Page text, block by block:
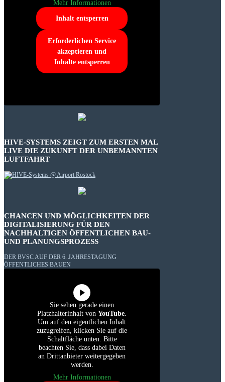
Mehr Informationen
Inhalt entsperren
Erforderlichen Service
akzeptieren und
Inhalte entsperren
HIVE-SYSTEMS ZEIGT ZUM ERSTEN MAL
LIVE DIE ZUKUNFT DER UNBEMANNTEN
LUFTFAHRT
CHANCEN UND MÖGLICHKEITEN DER
DIGITALISIERUNG FÜR DEN
NACHHALTIGEN ÖFFENTLICHEN BAU-
UND PLANUNGSPROZESS
DER BVSC AUF DER 6. JAHRESTAGUNG
ÖFFENTLICHES BAUEN
Sie sehen gerade einen
Platzhalterinhalt von YouTube
Um auf den eigentlichen Inhalt
zuzugreifen, klicken Sie auf die
Schaltfläche unten. Bitte
beachten Sie, dass dabei Daten
an Drittanbieter weitergegeben
werden.
Mehr Informationen